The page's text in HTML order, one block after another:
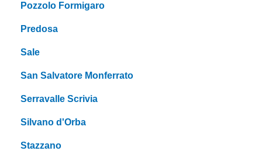
Pozzolo Formigaro
Predosa
Sale
San Salvatore Monferrato
Serravalle Scrivia
Silvano d'Orba
Stazzano